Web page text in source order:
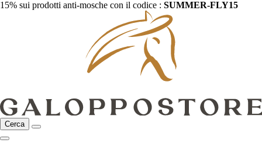
15% sui prodotti anti-mosche con il codice : SUMMER-FLY15
Cerca